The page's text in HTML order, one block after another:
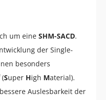
um eine SHM-SACD.
der Single-
besonders
Super High Material).
Auslesbarkeit der